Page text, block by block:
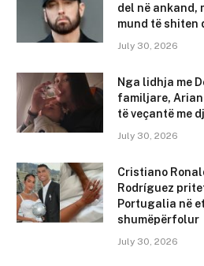
del në ankand,
mund të shiten
July 30, 2026
Nga lidhja me
familjare,
të veçantë me
July 30, 2026
Cristiano
Rodríguez
Portugalia në
shumëpërfolur
July 30, 2026